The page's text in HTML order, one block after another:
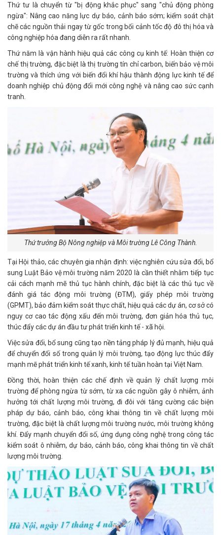
Thứ tư là chuyển từ "bị động khắc phục" sang "chủ động phòng
ngừa": Nâng cao năng lực dự báo, cảnh báo sớm; kiểm soát chặt
chẽ các nguồn thải ngay từ gốc trong bối cảnh tốc độ đô thị hóa và
công nghiệp hóa đang diễn ra rất nhanh.
Thứ năm là vận hành hiệu quả các công cụ kinh tế: Hoàn thiện cơ
chế thị trường, đặc biệt là thị trường tín chỉ carbon, biến bảo vệ môi
trường và thích ứng với biến đổi khí hậu thành động lực kinh tế để
doanh nghiệp chủ động đổi mới công nghệ và nâng cao sức cạnh
tranh.
Thứ trưởng Bộ Nông nghiệp và Môi trường Lê Công Thành.
Tại Hội thảo, các chuyên gia nhận định: việc nghiên cứu sửa đổi, bổ
sung Luật Bảo vệ môi trường năm 2020 là cần thiết nhằm tiếp tục
cải cách mạnh mẽ thủ tục hành chính, đặc biệt là các thủ tục về
đánh giá tác động môi trường (ĐTM), giấy phép môi trường
(GPMT), bảo đảm kiểm soát thực chất, hiệu quả các dự án, cơ sở có
nguy cơ cao tác động xấu đến môi trường, đơn giản hóa thủ tục,
thúc đẩy các dự án đầu tư phát triển kinh tế - xã hội.
Việc sửa đổi, bổ sung cũng tạo nền tảng pháp lý đủ mạnh, hiệu quả
để chuyển đổi số trong quản lý môi trường, tạo động lực thúc đẩy
mạnh mẽ phát triển kinh tế xanh, kinh tế tuần hoàn tại Việt Nam.
Đồng thời, hoàn thiện các chế định về quản lý chất lượng môi
trường để phòng ngừa từ sớm, từ xa các nguồn gây ô nhiễm, ảnh
hưởng tới chất lượng môi trường, đi đôi với tăng cường các biện
pháp dự báo, cảnh báo, công khai thông tin về chất lượng môi
trường, đặc biệt là chất lượng môi trường nước, môi trường không
khí. Đẩy mạnh chuyển đổi số, ứng dụng công nghệ trong công tác
kiểm soát ô nhiễm, dự báo, cảnh báo, công khai thông tin về chất
lượng môi trường.